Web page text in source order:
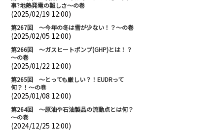
事?地熱発電の難しさ～の巻
(2025/02/19 12:00)
第267回 ～今年の冬は雪が少ない！？～の巻
(2025/02/05 12:00)
第266回 ～ガスヒートポンプ(GHP)とは！？
～の巻
(2025/01/22 12:00)
第265回 ～とっても厳しい？！EUDRって
何？！～の巻
(2025/01/08 12:00)
第264回 ～原油や石油製品の流動点とは何？
～の巻
(2024/12/25 12:00)